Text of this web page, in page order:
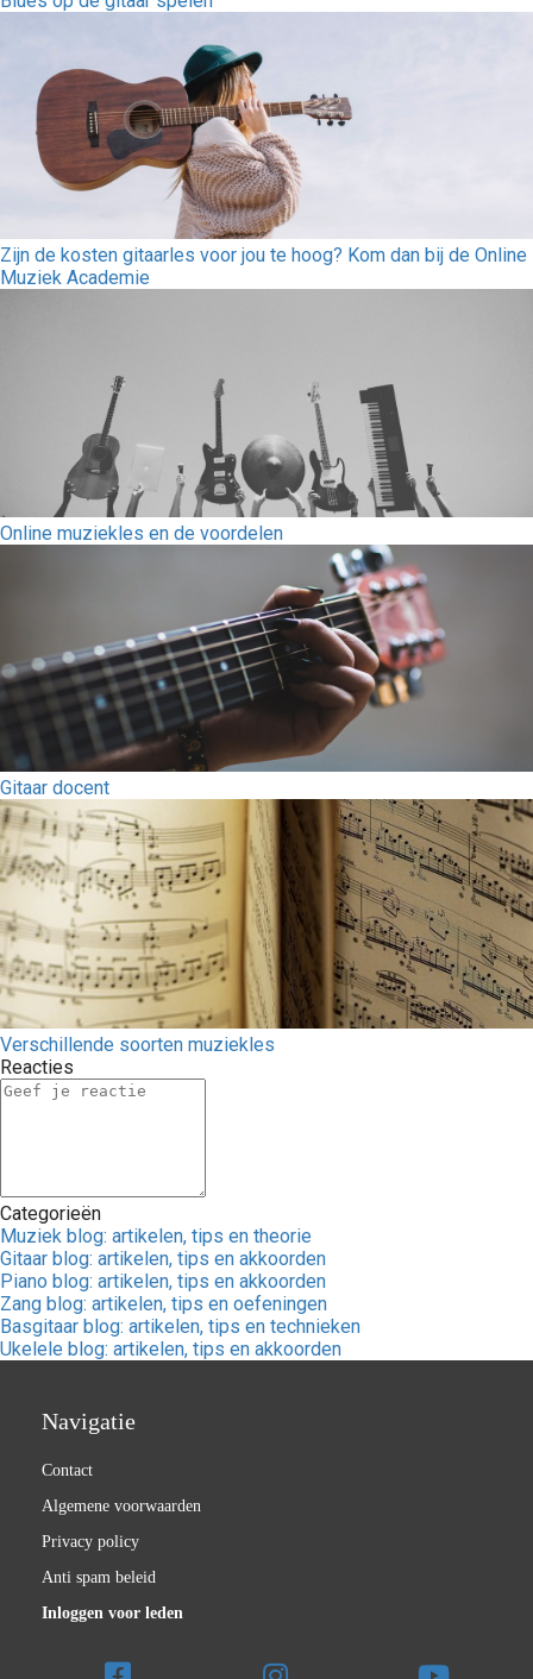
Zijn de kosten gitaarles voor jou te hoog? Kom dan bij de Online
Muziek Academie
Online muziekles en de voordelen
Gitaar docent
Verschillende soorten muziekles
Reacties
Categorieën
Muziek blog: artikelen, tips en theorie
Gitaar blog: artikelen, tips en akkoorden
Piano blog: artikelen, tips en akkoorden
Zang blog: artikelen, tips en oefeningen
Basgitaar blog: artikelen, tips en technieken
Ukelele blog: artikelen, tips en akkoorden
Navigatie
Contact
Algemene voorwaarden
Privacy policy
Anti spam beleid
Inloggen voor leden